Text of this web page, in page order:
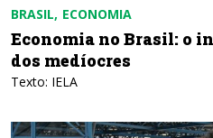
BRASIL ECONOMIA
Economia no Brasil: o
dos medíocres
Texto: IELA